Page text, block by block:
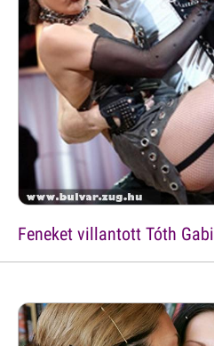
Feneket villantott Tóth Gabi